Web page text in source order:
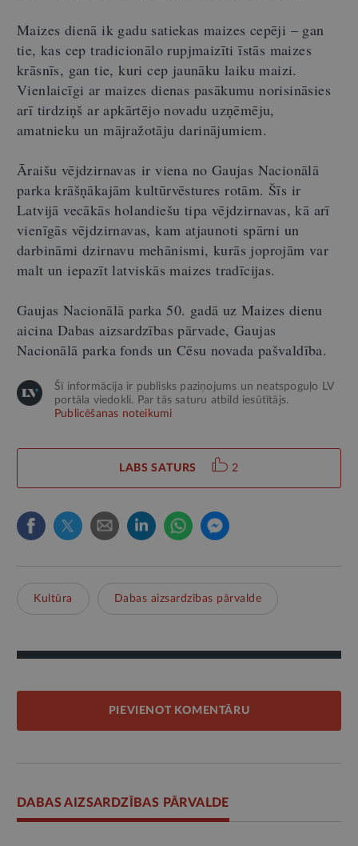
Maizes dienā ik gadu satiekas maizes cepēji – gan
tie, kas cep tradicionālo rupjmaizīti īstās maizes
krāsnīs, gan tie, kuri cep jaunāku laiku maizi.
Vienlaicīgi ar maizes dienas pasākumu norisināsies
arī tirdziņš ar apkārtējo novadu uzņēmēju,
amatnieku un mājražotāju darinājumiem.
Āraišu vējdzirnavas ir viena no Gaujas Nacionālā
parka krāšņākajām kultūrvēstures rotām. Šīs ir
Latvijā vecākās holandiešu tipa vējdzirnavas, kā arī
vienīgās vējdzirnavas, kam atjaunoti spārni un
darbināmi dzirnavu mehānismi, kurās joprojām var
malt un iepazīt latviskās maizes tradīcijas.
Gaujas Nacionālā parka 50. gadā uz Maizes dienu
aicina Dabas aizsardzības pārvade, Gaujas
Nacionālā parka fonds un Cēsu novada pašvaldība.
Šī informācija ir publisks paziņojums un neatspoguļo LV
portāla viedokli. Par tās saturu atbild iesūtītājs.
Publicēšanas noteikumi
LABS SATURS 2
Kultūra Dabas aizsardzības pārvalde
PIEVIENOT KOMENTĀRU
DABAS AIZSARDZĪBAS PĀRVALDE